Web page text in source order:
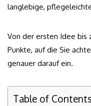
langlebige,
Von der ersten Idee bis
Punkte, auf die Sie
genauer darauf ein.
Table of Contents